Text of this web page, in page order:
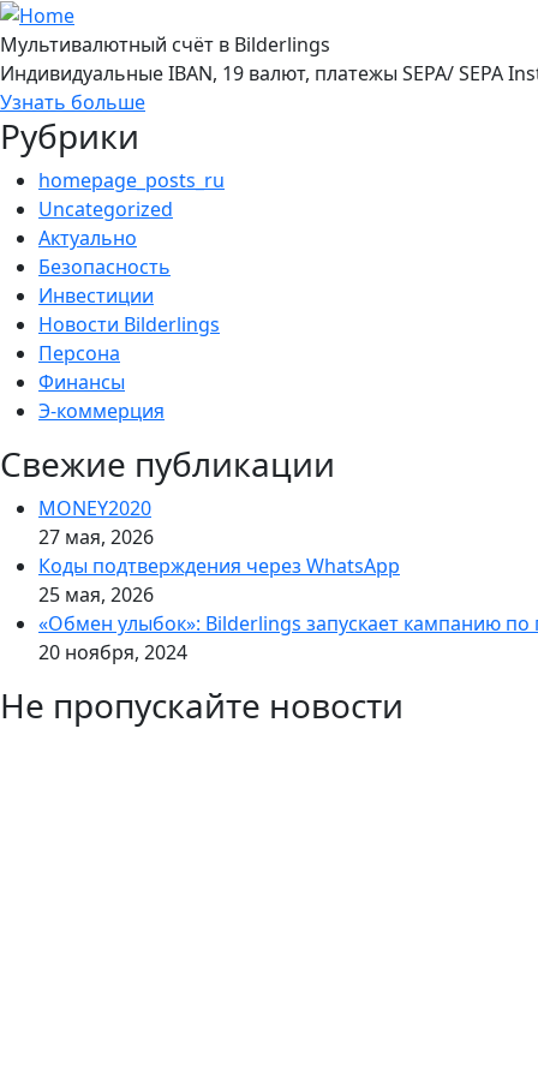
Мультивалютный счёт в Bilderlings
Индивидуальные IBAN, 19 валют, платежы SEPA/ SEPA
Узнать больше
Рубрики
homepage_posts_ru
Uncategorized
Актуально
Безопасность
Инвестиции
Новости Bilderlings
Персона
Финансы
Э-коммерция
Свежие публикации
MONEY2020
27 мая, 2026
Коды подтверждения через WhatsApp
25 мая, 2026
«Обмен улыбок»: Bilderlings запускает кампанию
20 ноября, 2024
Не пропускайте новости